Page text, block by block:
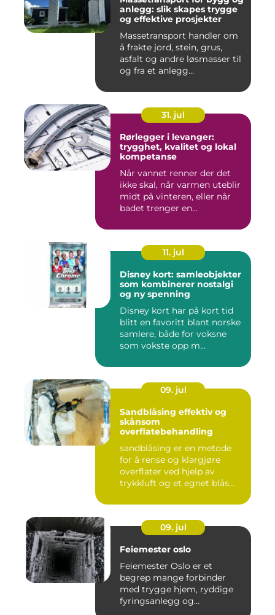
anlegg: slik skapes trygge
og effektive prosjekter
Massetransport handler om
å frakte jord, stein, grus,
asfalt og andre løsmasser til
og fra et anlegg...
31. jul
Rørlegger i levanger:
trygghet, kvalitet og lokal
kompetanse
Når vannet renner der det
ikke skal, når varmen uteblir
midt på vinteren, eller når
badet trenger en...
11. jul
Disney kort: samleobjekter
som kombinerer nostalgi
og ny spenning
Disney kort har på kort tid
blitt en favoritt blant norske
samlere, både for voksne
som vokste opp m...
09. jul
Sandblåsing effektiv og
skånsom
overflatebehandling
sandblåsing er en metode
for å rense og klargjøre
overflater ved hjelp av
trykkluft og et egnet blås...
09. jul
Feiemester oslo
Feiemester Oslo er et
begrep mange forbinder
med trygge hjem, ryddige
fyringsanlegg og